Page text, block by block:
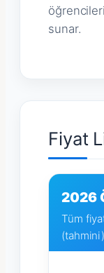
sunar.
Fiyat
2026
Tüm